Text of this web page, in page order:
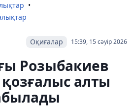
15:39, 15 сәуір 2026
Оқиғалар
Розыбакиев
алты